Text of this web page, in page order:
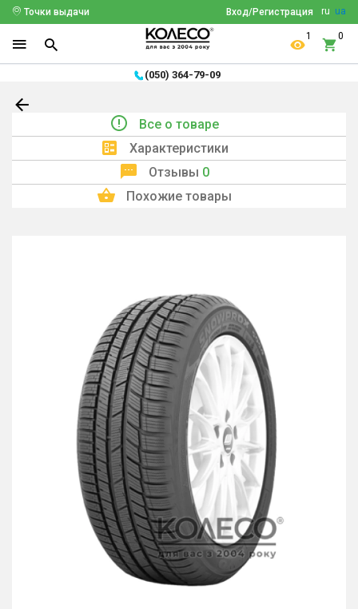
ru ua
Вход/Регистрация
Точки выдачи
1 0
(050) 364-79-09
Все о товаре
Характеристики
Отзывы 0
Похожие товары